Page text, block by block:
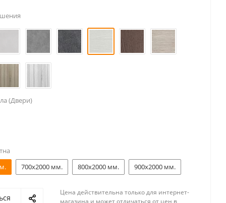
(Двери)
700x2000 мм. 800x2000 мм. 900x2000 мм.
Цена действительна только для интернет-
магазина и может отличаться от цен в